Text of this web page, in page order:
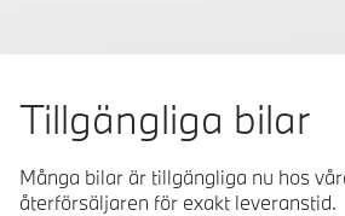
Tillgängliga bilar
Många bilar är tillgängliga nu hos
återförsäljaren för exakt leveranstid.